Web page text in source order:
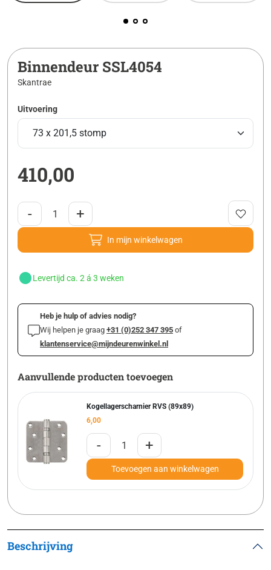
Binnendeur SSL4054
Skantrae
Uitvoering
410,00
- +
In mijn winkelwagen
Levertijd ca. 2 á 3 weken
Heb je hulp of advies nodig?
Wij helpen je graag +31 (0)252 347 395 of
klantenservice@mijndeurenwinkel.nl
Aanvullende producten toevoegen
Kogellagerscharnier RVS (89x89)
6,00
- +
Toevoegen aan winkelwagen
Beschrijving